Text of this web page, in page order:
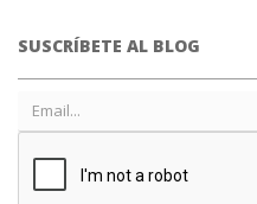
SUSCRÍBETE AL BLOG